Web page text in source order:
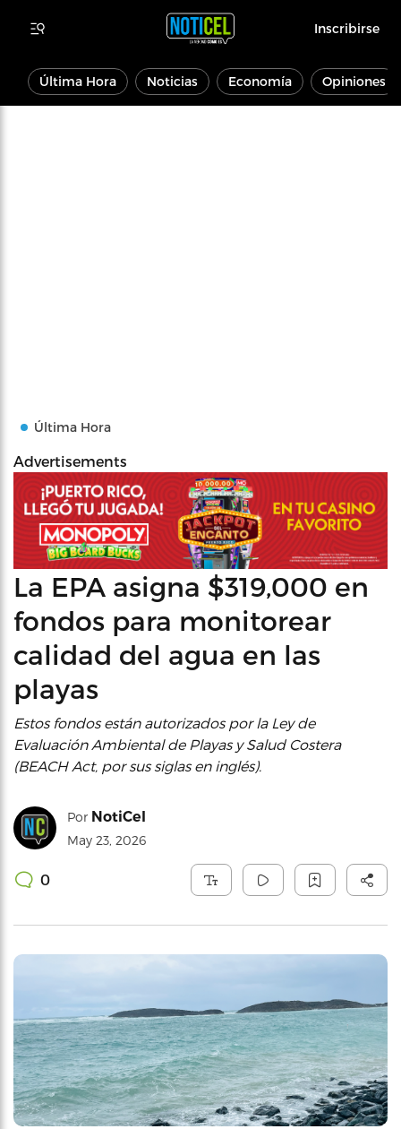
Inscribirse
Última Hora Noticias Economía Opiniones
Última Hora
Advertisements
La EPA asigna $319,000 en
fondos para monitorear
calidad del agua en las
playas
Estos fondos están autorizados por la Ley de
Evaluación Ambiental de Playas y Salud Costera
(BEACH Act, por sus siglas en inglés).
Por NotiCel
May 23, 2026
0